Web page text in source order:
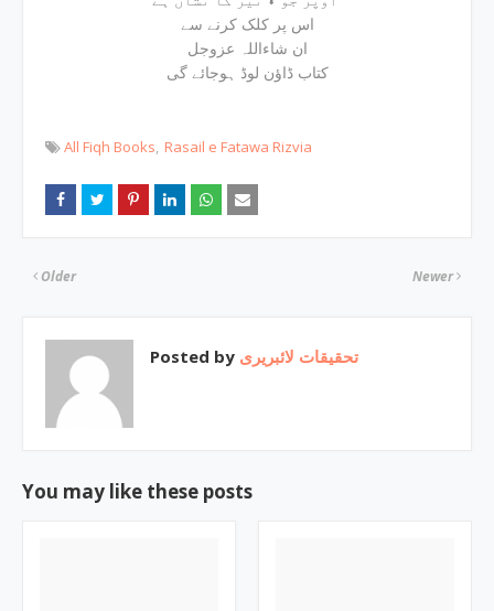
اس پر کلک کرنے سے
ان شاءاللہ عزوجل
کتاب ڈاؤن لوڈ ہوجائے گی
All Fiqh Books Rasail e Fatawa Rizvia
Newer
Older
Posted by تحقیقات لائبریری
You may like these posts